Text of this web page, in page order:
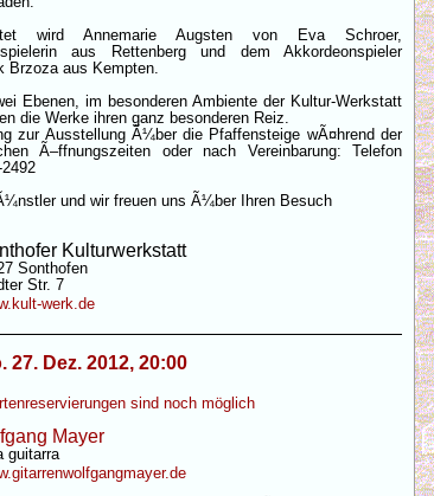
wird Annemarie Augsten von Eva Schroer,
aus Rettenberg und dem Akkordeonspieler
Brzoza aus Kempten.
Ebenen, im besonderen Ambiente der Kultur-Werkstatt
die Werke ihren ganz besonderen Reiz.
zur Ausstellung Ã¼ber die Pfaffensteige wÃ¤hrend der
Ã–ffnungszeiten oder nach Vereinbarung: Telefon
und wir freuen uns Ã¼ber Ihren Besuch
Kulturwerkstatt
Sonthofen
Str. 7
werk.de
27. Dez. 2012, 20:00
sind noch möglich
Mayer
guitarra